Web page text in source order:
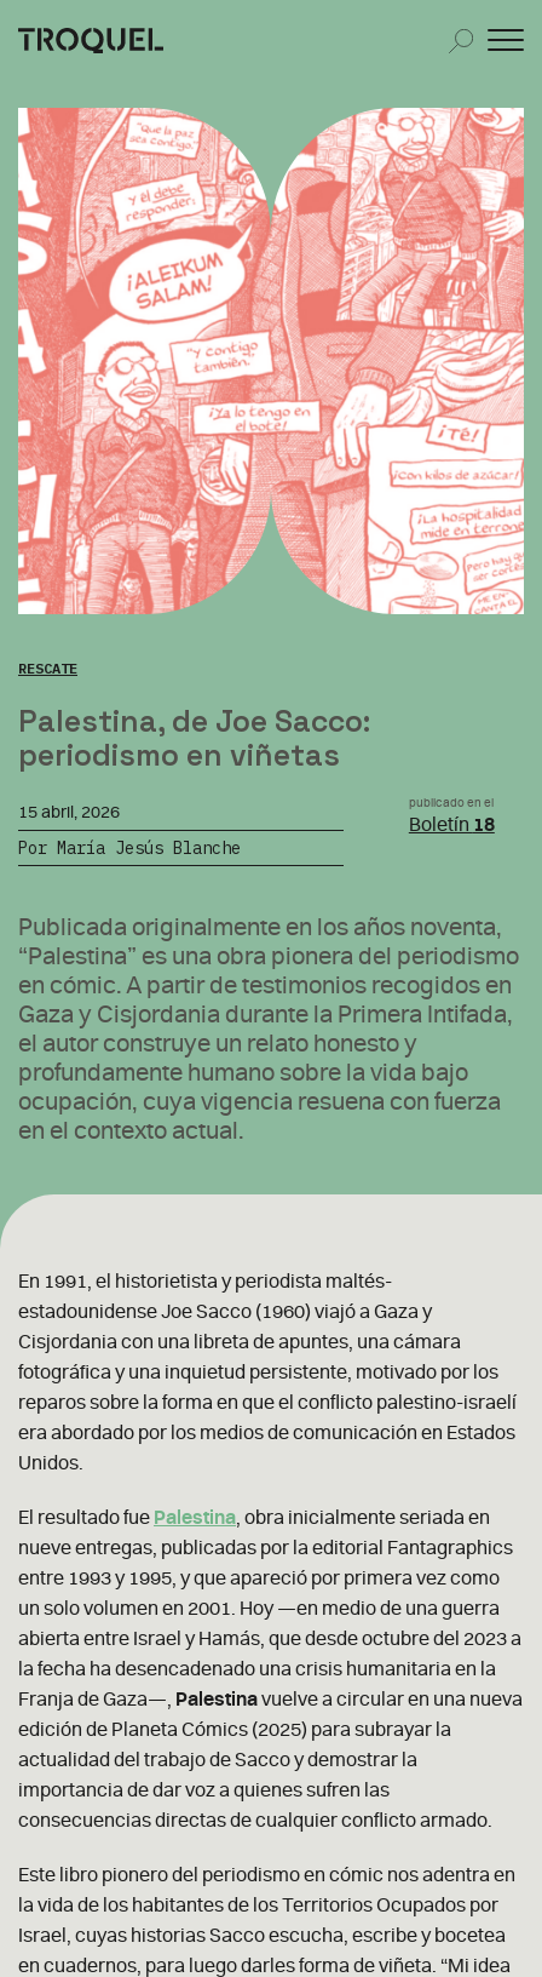
RESCATE
Palestina, de Joe Sacco:
periodismo en viñetas
15 abril, 2026
Por María Jesús Blanche
publicado en el
Boletín 18
Publicada originalmente en los años noventa,
“Palestina” es una obra pionera del periodismo
en cómic. A partir de testimonios recogidos en
Gaza y Cisjordania durante la Primera Intifada,
el autor construye un relato honesto y
profundamente humano sobre la vida bajo
ocupación, cuya vigencia resuena con fuerza
en el contexto actual.
En 1991, el historietista y periodista maltés-
estadounidense Joe Sacco (1960) viajó a Gaza y
Cisjordania con una libreta de apuntes, una cámara
fotográfica y una inquietud persistente, motivado por los
reparos sobre la forma en que el conflicto palestino-israelí
era abordado por los medios de comunicación en Estados
Unidos.
El resultado fue Palestina , obra inicialmente seriada en
nueve entregas, publicadas por la editorial Fantagraphics
entre 1993 y 1995, y que apareció por primera vez como
un solo volumen en 2001
. Hoy —en medio de una guerra
abierta entre Israel y Hamás, que desde octubre del 2023 a
la fecha ha desencadenado una crisis humanitaria en la
Franja de Gaza—, Palestinavuelve a circular en una nueva
edición de Planeta Cómics (2025) para subrayar la
actualidad del trabajo de Sacco y demostrar la
importancia de dar voz a quienes sufren las
consecuencias directas de cualquier conflicto armado.
Este libro pionero del periodismo en cómic nos adentra en
la vida de los habitantes de los Territorios Ocupados por
Israel, cuyas historias Sacco escucha, escribe y bocetea
en cuadernos, para luego darles forma de viñeta. “Mi idea